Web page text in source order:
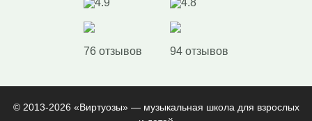
4.9
76 отзывов
4.8
94 отзывов
© 2013-2026 «Виртуозы» — музыкальная школа для взрослых